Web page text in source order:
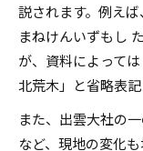
説されます。例え
まねけんいずもし
が、資料によって
北荒木」と省略表
また、出雲大社の
など、現地の変化